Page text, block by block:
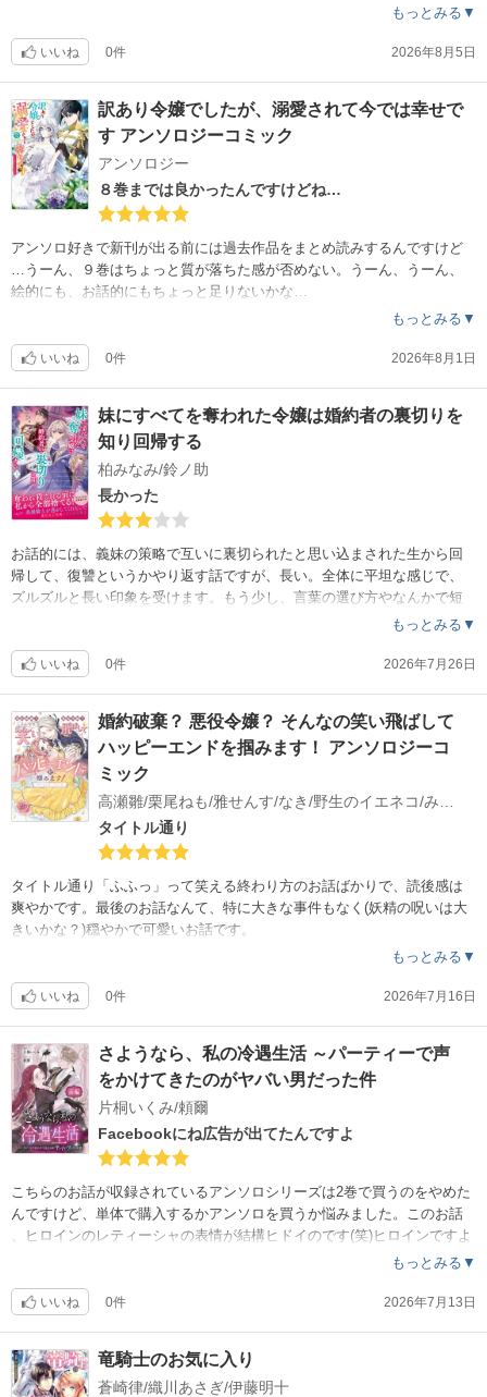
もっとみる▼
いいね 0件 2026年8月5日
訳あり令嬢でしたが、溺愛されて今では幸せで
す アンソロジーコミック
アンソロジー
８巻までは良かったんですけどね…
アンソロ好きで新刊が出る前には過去作品をまとめ読みするんですけど
…うーん、９巻はちょっと質が落ちた感が否めない。うーん、うーん、
絵的にも、お話的にもちょっと足りないかな…
もっとみる▼
いいね 0件 2026年8月1日
妹にすべてを奪われた令嬢は婚約者の裏切りを
知り回帰する
柏みなみ/鈴ノ助
長かった
お話的には、義妹の策略で互いに裏切られたと思い込まされた生から回
帰して、復讐というかやり返す話ですが、長い。全体に平坦な感じで、
ズルズルと長い印象を受けます。もう少し、言葉の選び方やなんかで短
くできるんではないかと。ヘタレなヒロインと、どこまでも溺愛するヒ
もっとみる▼
いいね 0件 2026年7月26日
婚約破棄？ 悪役令嬢？ そんなの笑い飛ばして
ハッピーエンドを掴みます！ アンソロジーコ
ミック
タイトル通り
タイトル通り「ふふっ」って笑える終わり方のお話ばかりで、読後感は
爽やかです。最後のお話なんて、特に大きな事件もなく(妖精の呪いは大
きいかな？)穏やかで可愛いお話です。
もっとみる▼
いいね 0件 2026年7月16日
さようなら、私の冷遇生活 ～パーティーで声
をかけてきたのがヤバい男だった件
片桐いくみ/頼爾
Facebookにね広告が出てたんですよ
こちらのお話が収録されているアンソロシリーズは2巻で買うのをやめた
んですけど、単体で購入するかアンソロを買うか悩みました。このお話
、ヒロインのレティーシャの表情が結構ヒドイのです(笑)ヒロインですよ
ね？ってくらい(笑)ヒーローの性格もヤバいですけどヒロインが面白いで
もっとみる▼
いいね 0件 2026年7月13日
竜騎士のお気に入り
蒼崎律/織川あさぎ/伊藤明十